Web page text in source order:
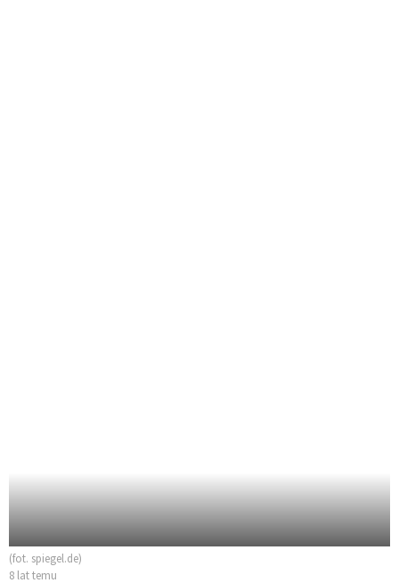
(fot. spiegel.de)
8 lat temu